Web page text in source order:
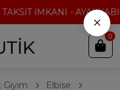
İMKANI -
0
Giyim
Elbise
×